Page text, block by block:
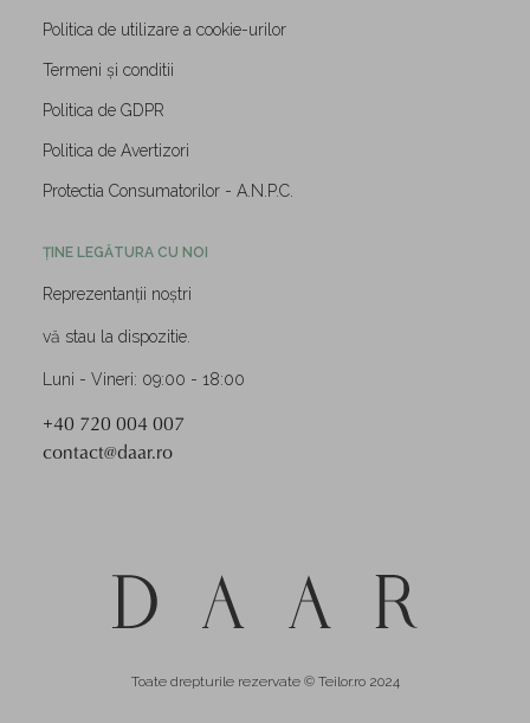
Politica de utilizare a cookie-urilor
Termeni și conditii
Politica de GDPR
Politica de Avertizori
Protectia Consumatorilor - A.N.P.C.
ȚINE LEGĂTURA CU NOI
Reprezentanții noștri
vă stau la dispozitie.
Luni - Vineri: 09:00 - 18:00
+40 720 004 007
contact@daar.ro
Toate drepturile rezervate © Teilor.ro 2024